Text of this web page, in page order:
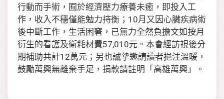
行動而手術，囿於經濟壓力療養未癒，即投入工
作，收入不穩僅能勉力持衡；10月又因心臟疾病術
後中斷工作，生活困窘，已無力全然負擔文如按月
衍生的看護及衛耗材費57,010元。本會經訪視後分
期補助共計12萬元；另也誠摯邀請讀者挹注溫暖，
鼓勵萬興無離棄手足，捐款請註明「高雄萬興」。